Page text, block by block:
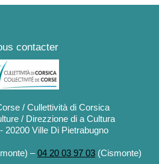
contacter
/ Cullettività di Corsica
/ Direzzione di a Cultura
20200 Ville Di Pietrabugno
–04 20 03 97 03 (Cismonte)